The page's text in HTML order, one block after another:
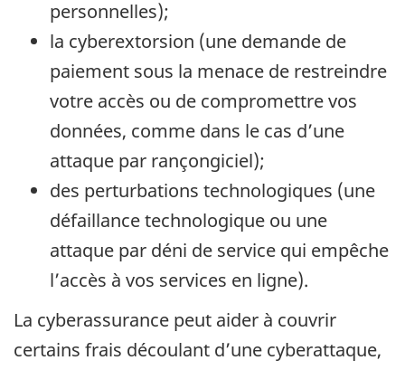
personnelles);
la cyberextorsion (une demande de
paiement sous la menace de restreindre
votre accès ou de compromettre vos
données, comme dans le cas d’une
attaque par rançongiciel);
des perturbations technologiques (une
défaillance technologique ou une
attaque par déni de service qui empêche
l’accès à vos services en ligne).
La cyberassurance peut aider à couvrir
certains frais découlant d’une cyberattaque,